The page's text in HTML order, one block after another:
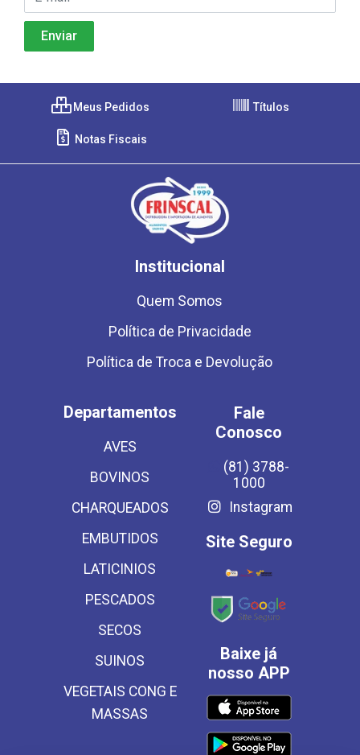
Meus Pedidos Títulos
Notas Fiscais
Institucional
Quem Somos
Política de Privacidade
Política de Troca e Devolução
Departamentos
AVES
BOVINOS
CHARQUEADOS
EMBUTIDOS
LATICINIOS
PESCADOS
SECOS
SUINOS
VEGETAIS CONG E
MASSAS
Fale
Conosco
(81) 3788-
1000
Instagram
Site Seguro
Baixe já
nosso APP